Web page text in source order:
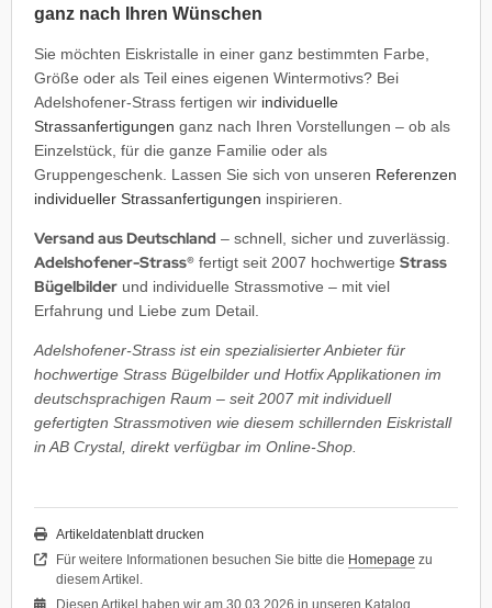
ganz nach Ihren Wünschen
Sie möchten Eiskristalle in einer ganz bestimmten Farbe,
Größe oder als Teil eines eigenen Wintermotivs? Bei
Adelshofener-Strass fertigen wir individuelle
Strassanfertigungen ganz nach Ihren Vorstellungen – ob als
Einzelstück, für die ganze Familie oder als
Gruppengeschenk. Lassen Sie sich von unseren Referenzen
individueller Strassanfertigungen inspirieren.
Versand aus Deutschland – schnell, sicher und zuverlässig.
Adelshofener-Strass® fertigt seit 2007 hochwertige Strass
Bügelbilder und individuelle Strassmotive – mit viel
Erfahrung und Liebe zum Detail.
Adelshofener-Strass ist ein spezialisierter Anbieter für
hochwertige Strass Bügelbilder und Hotfix Applikationen im
deutschsprachigen Raum – seit 2007 mit individuell
gefertigten Strassmotiven wie diesem schillernden Eiskristall
in AB Crystal, direkt verfügbar im Online-Shop.
Artikeldatenblatt drucken
Für weitere Informationen besuchen Sie bitte die Homepage zu
diesem Artikel.
Diesen Artikel haben wir am 30.03.2026 in unseren Katalog